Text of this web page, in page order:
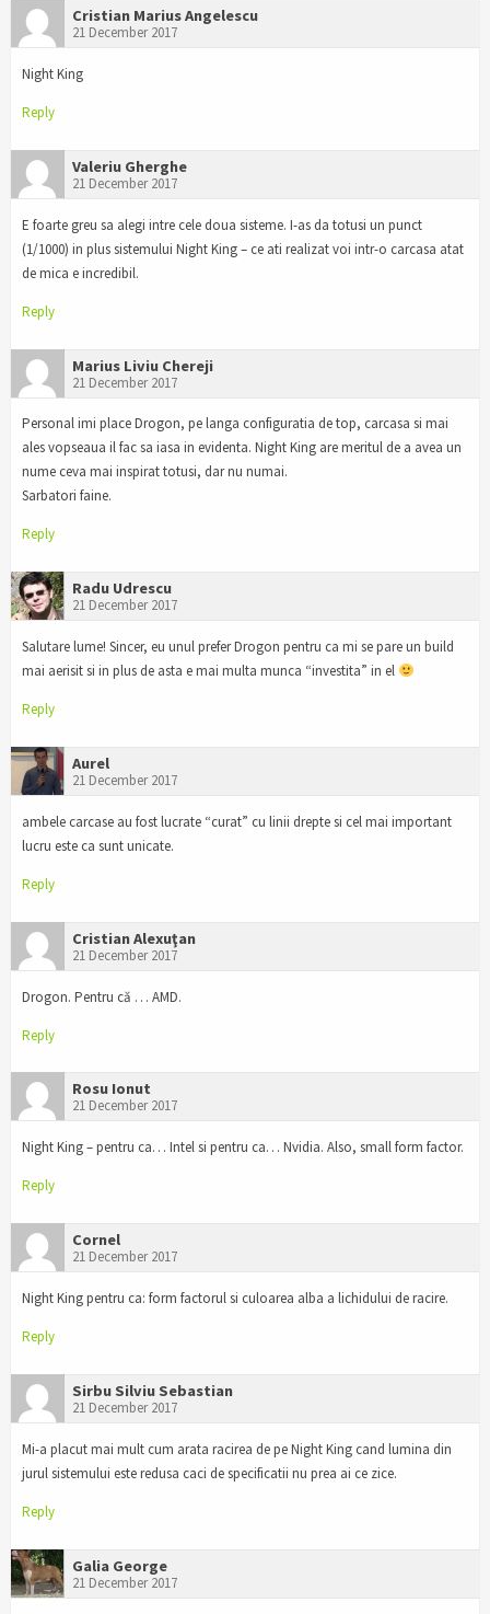
Cristian Marius Angelescu
21 December 2017
Night King
Reply
Valeriu Gherghe
21 December 2017
E foarte greu sa alegi intre cele doua sisteme. I-as da totusi un punct
(1/1000) in plus sistemului Night King – ce ati realizat voi intr-o carcasa atat
de mica e incredibil.
Reply
Marius Liviu Chereji
21 December 2017
Personal imi place Drogon, pe langa configuratia de top, carcasa si mai
ales vopseaua il fac sa iasa in evidenta. Night King are meritul de a avea un
nume ceva mai inspirat totusi, dar nu numai.
Sarbatori faine.
Reply
Radu Udrescu
21 December 2017
Salutare lume! Sincer, eu unul prefer Drogon pentru ca mi se pare un build
mai aerisit si in plus de asta e mai multa munca “investita” in el
Reply
Aurel
21 December 2017
ambele carcase au fost lucrate “curat” cu linii drepte si cel mai important
lucru este ca sunt unicate.
Reply
Cristian Alexuţan
21 December 2017
Drogon. Pentru că … AMD.
Reply
Rosu Ionut
21 December 2017
Night King – pentru ca… Intel si pentru ca… Nvidia. Also, small form factor.
Reply
Cornel
21 December 2017
Night King pentru ca: form factorul si culoarea alba a lichidului de racire.
Reply
Sirbu Silviu Sebastian
21 December 2017
Mi-a placut mai mult cum arata racirea de pe Night King cand lumina din
jurul sistemului este redusa caci de specificatii nu prea ai ce zice.
Reply
Galia George
21 December 2017